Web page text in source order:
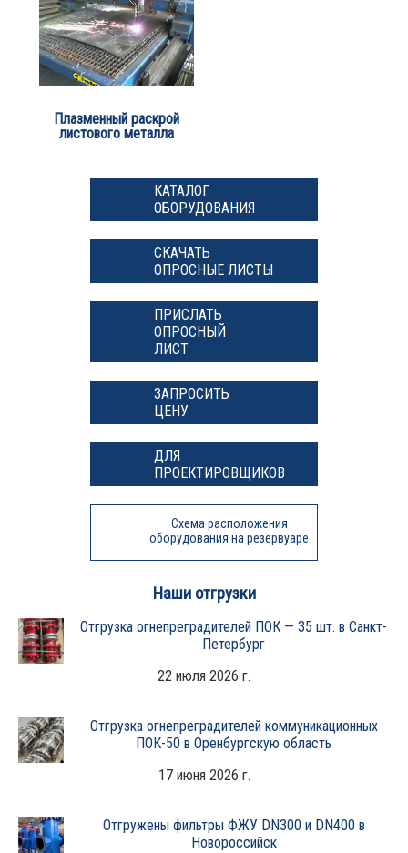
Плазменный раскрой
листового металла
КАТАЛОГ
ОБОРУДОВАНИЯ
СКАЧАТЬ
ОПРОСНЫЕ ЛИСТЫ
ПРИСЛАТЬ
ОПРОСНЫЙ
ЛИСТ
ЗАПРОСИТЬ
ЦЕНУ
ДЛЯ
ПРОЕКТИРОВЩИКОВ
Схема расположения
оборудования на резервуаре
Наши отгрузки
Отгрузка огнепреградителей ПОК — 35 шт. в Санкт-
Петербург
22 июля 2026 г.
Отгрузка огнепреградителей коммуникационных
ПОК-50 в Оренбургскую область
17 июня 2026 г.
Отгружены фильтры ФЖУ DN300 и DN400 в
Новороссийск